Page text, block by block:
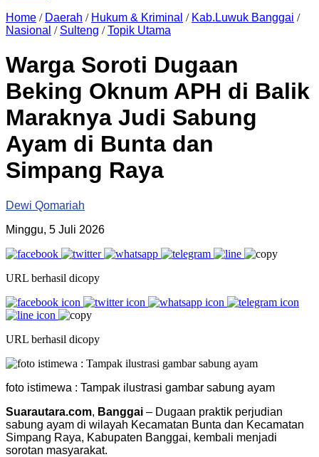
Home / Daerah / Hukum & Kriminal / Kab.Luwuk Banggai /
Nasional / Sulteng /Topik Utama
Warga Soroti Dugaan
Beking Oknum APH di Balik
Maraknya Judi Sabung
Ayam di Bunta dan
Simpang Raya
Dewi Qomariah
Minggu, 5 Juli 2026
URL berhasil dicopy
URL berhasil dicopy
foto istimewa : Tampak ilustrasi gambar sabung ayam
Suarautara.com, Banggai – Dugaan praktik perjudian
sabung ayam di wilayah Kecamatan Bunta dan Kecamatan
Simpang Raya, Kabupaten Banggai, kembali menjadi
sorotan masyarakat.